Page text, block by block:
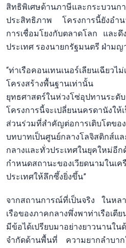
สิทธิพิเศษด้านภาษีและกระบวนก
ประสิทธิภาพ โครงการนี้ยังอำน
การเชื่อมโยงกับตลาดโลก และดึ
ประเทศ รองนายกรัฐมนตรี ฝ่ามญ
“ท่าเรือคอนเทนเนอร์เลียนเฉียวไ
โครงสร้างพื้นฐานเท่านั้น หา
ยุทธศาสตร์ในห่วงโซ่อุปทานระดั
โครงการนี้จะเปลี่ยนนครดานังให้
ส่วนร่วมที่สำคัญต่อการเติบโต
บทบาทเป็นศูนย์กลางโลจิสติกส์แ
กลางและทั่วประเทศในยุคใหม่
กำหนดสถานะของเวียดนามในเค
ประเทศให้ลึกซึ้งยิ่งขึ้น”
จากสถานการณ์ที่เป็นจริง ในหล
เรือของภาคกลางพึ่งพาท่าเรือเตี
มีข้อได้เปรียบมาอย่างยาวนานใ
จำกัดด้านพื้นที่ ความยากลำบาก